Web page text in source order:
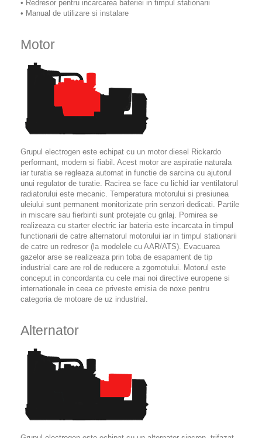
• Redresor pentru incarcarea bateriei in timpul stationarii
• Manual de utilizare si instalare
Motor
Grupul electrogen este echipat cu un motor diesel Rickardo
performant, modern si fiabil. Acest motor are aspiratie naturala
iar turatia se regleaza automat in functie de sarcina cu ajutorul
unui regulator de turatie. Racirea se face cu lichid iar ventilatorul
radiatorului este mecanic. Temperatura motorului si presiunea
uleiului sunt permanent monitorizate prin senzori dedicati. Partile
in miscare sau fierbinti sunt protejate cu grilaj. Pornirea se
realizeaza cu starter electric iar bateria este incarcata in timpul
functionarii de catre alternatorul motorului iar in timpul stationarii
de catre un redresor (la modelele cu AAR/ATS). Evacuarea
gazelor arse se realizeaza prin toba de esapament de tip
industrial care are rol de reducere a zgomotului. Motorul este
conceput in concordanta cu cele mai noi directive europene si
internationale in ceea ce priveste emisia de noxe pentru
categoria de motoare de uz industrial.
Alternator